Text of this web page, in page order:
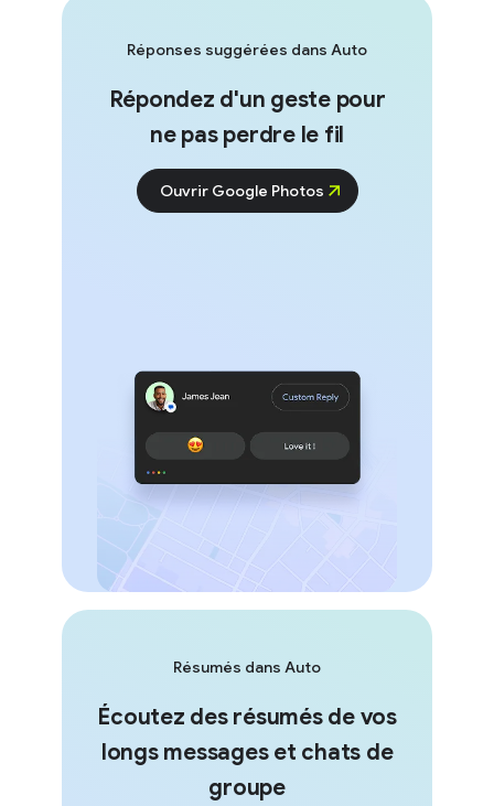
Réponses suggérées dans Auto
Répondez d'un geste pour
ne pas perdre le fil
Ouvrir Google Photos
Résumés dans Auto
Écoutez des résumés de vos
longs messages et chats de
groupe